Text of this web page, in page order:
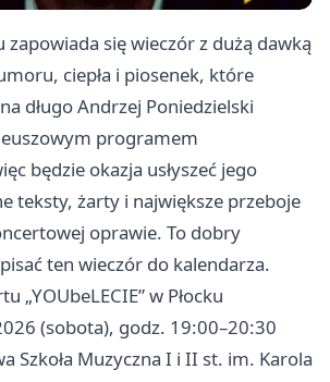
zapowiada się wieczór z dużą dawką
ciepła i piosenek, które
długo Andrzej Poniedzielski
programem
będzie okazja usłyszeć jego
teksty, żarty i największe przeboje
oprawie. To dobry
ten wieczór do kalendarza.
„YOUbeLECIE” w Płocku
(sobota), godz. 19:00–20:30
Szkoła Muzyczna I i II st. im. Karola